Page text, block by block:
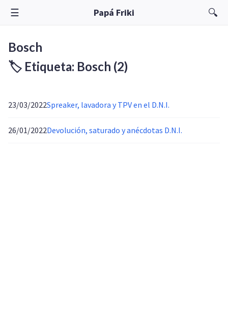
☰ Papá Friki 🔍
Bosch
🏷️ Etiqueta: Bosch (2)
23/03/2022Spreaker, lavadora y TPV en el D.N.I.
26/01/2022Devolución, saturado y anécdotas D.N.I.